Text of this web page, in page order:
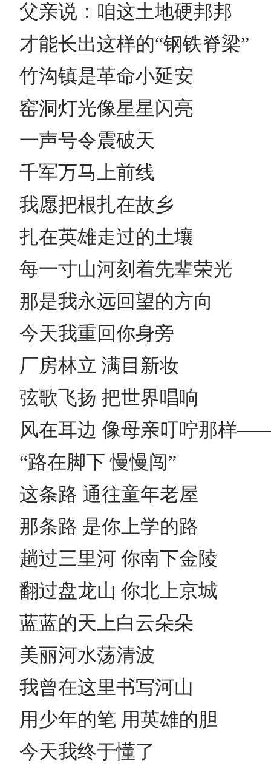
父亲说：咱这土地硬邦邦
才能长出这样的“钢铁脊梁”
竹沟镇是革命小延安
窑洞灯光像星星闪亮
一声号令震破天
千军万马上前线
我愿把根扎在故乡
扎在英雄走过的土壤
每一寸山河刻着先辈荣光
那是我永远回望的方向
今天我重回你身旁
厂房林立 满目新妆
弦歌飞扬 把世界唱响
风在耳边 像母亲叮咛那样
“路在脚下 慢慢闯”
这条路 通往童年老屋
那条路 是你上学的路
趟过三里河 你南下金陵
翻过盘龙山 你北上京城
蓝蓝的天上白云朵朵
美丽河水荡清波
我曾在这里书写河山
用少年的笔 用英雄的胆
今天我终于懂了